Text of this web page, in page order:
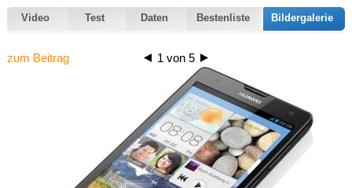
Video Test Daten Bestenliste Bildergalerie
zum Beitrag 1 von5